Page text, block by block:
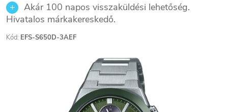
Akár 100 napos visszaküldési lehetőség.
Hivatalos márkakereskedő.
Kód: EFS-S650D-3AEF